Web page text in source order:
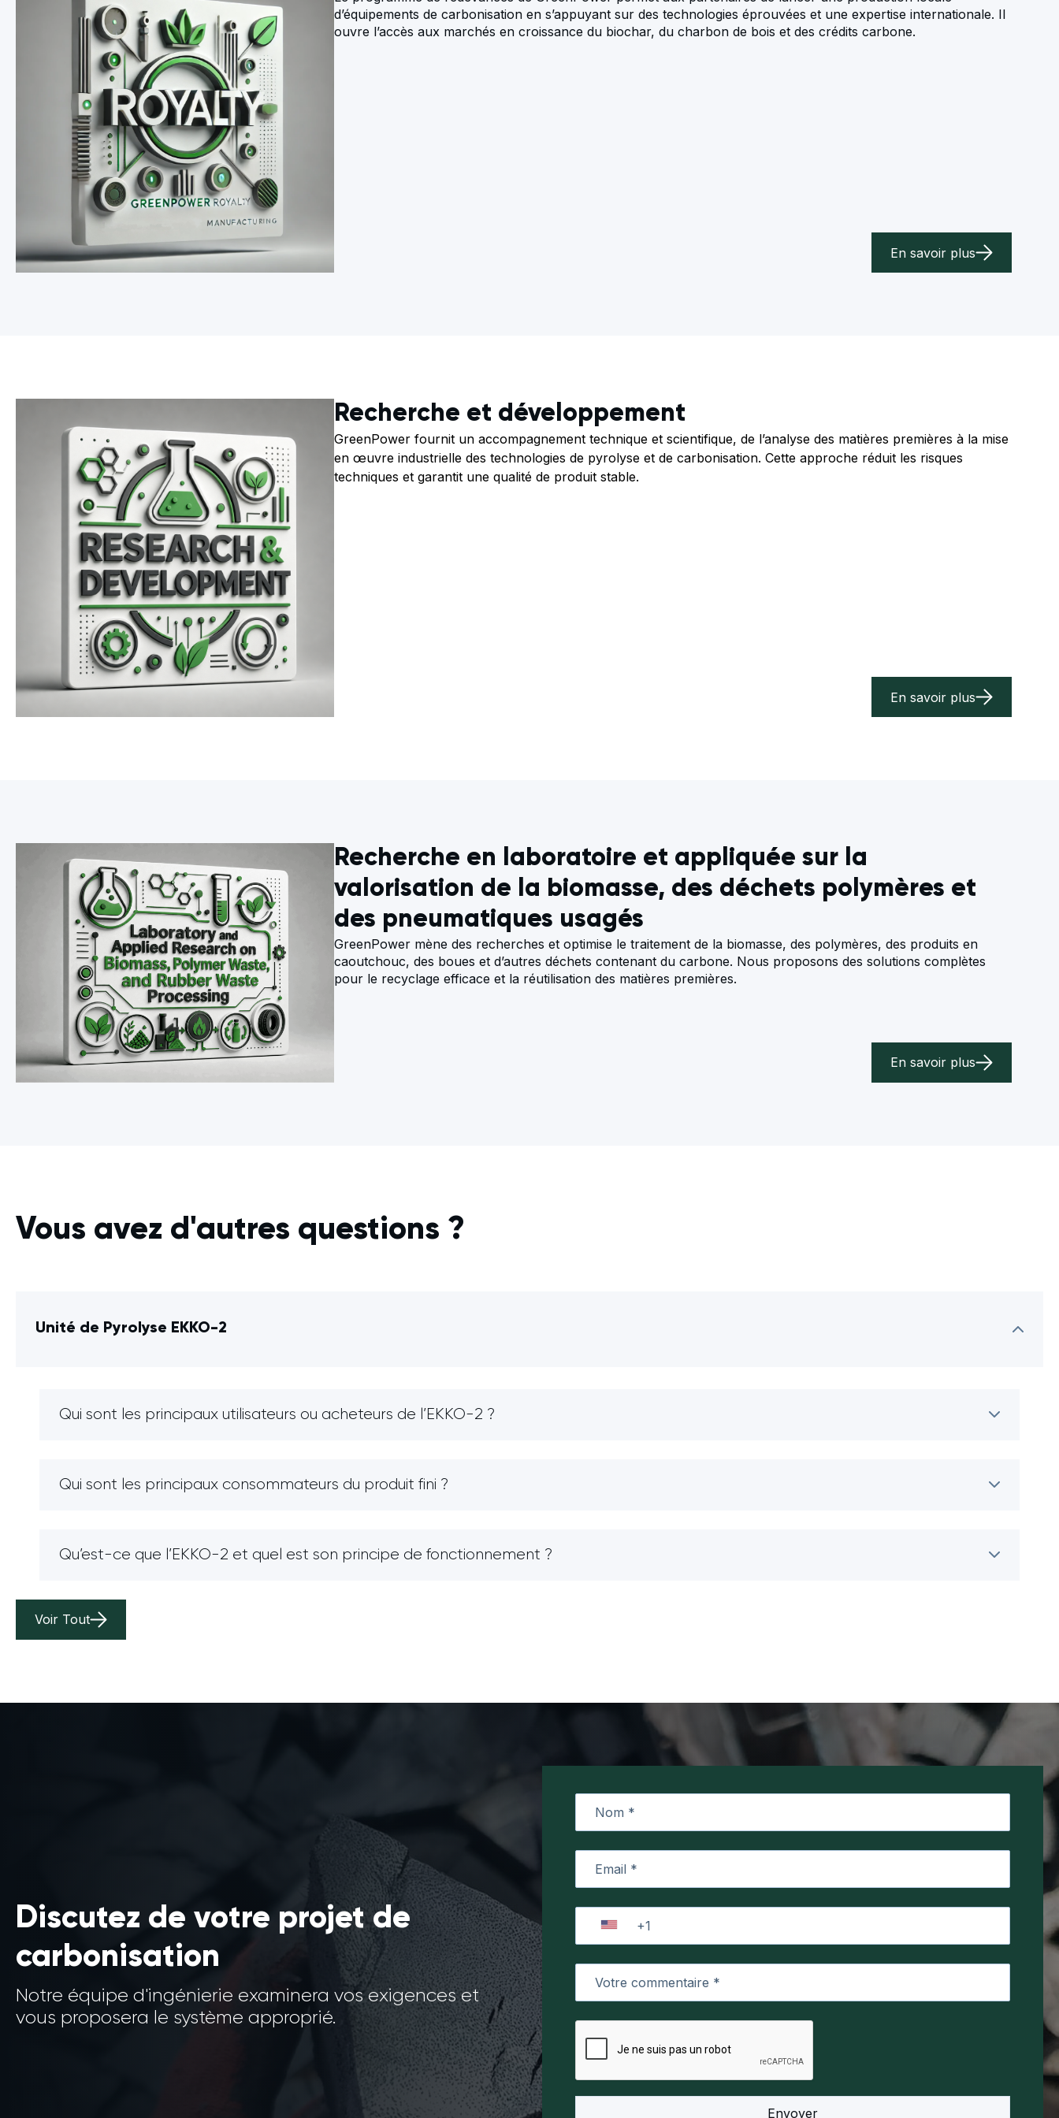
d’équipements de carbonisation en s’appuyant sur des technologies éprouvées et une expertise internationale. Il
ouvre l’accès aux marchés en croissance du biochar, du charbon de bois et des crédits carbone.
En savoir plus
Recherche et développement
GreenPower fournit un accompagnement technique et scientifique, de l’analyse des matières premières à la mise
en œuvre industrielle des technologies de pyrolyse et de carbonisation. Cette approche réduit les risques
techniques et garantit une qualité de produit stable.
En savoir plus
Recherche en laboratoire et appliquée sur la
valorisation de la biomasse, des déchets polymères et
des pneumatiques usagés
GreenPower mène des recherches et optimise le traitement de la biomasse, des polymères, des produits en
caoutchouc, des boues et d’autres déchets contenant du carbone. Nous proposons des solutions complètes
pour le recyclage efficace et la réutilisation des matières premières.
En savoir plus
Vous avez d'autres questions ?
Unité de Pyrolyse EKKO-2
Qui sont les principaux utilisateurs ou acheteurs de l’EKKO-2 ?
Qui sont les principaux consommateurs du produit fini ?
Qu’est-ce que l’EKKO-2 et quel est son principe de fonctionnement ?
Voir Tout
Discutez de votre projet de
carbonisation
Notre équipe d'ingénierie examinera vos exigences et
vous proposera le système approprié.